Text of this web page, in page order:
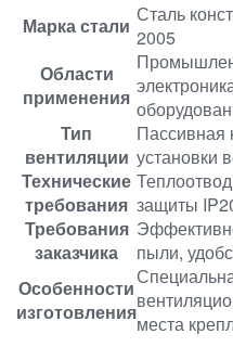
Марка стали Сталь
2005
Области
применения
Тип
вентиляции
Пассивная
установки
Технические
требования защиты
Требования
заказчика
пыли,
Особенности
изготовленияместа